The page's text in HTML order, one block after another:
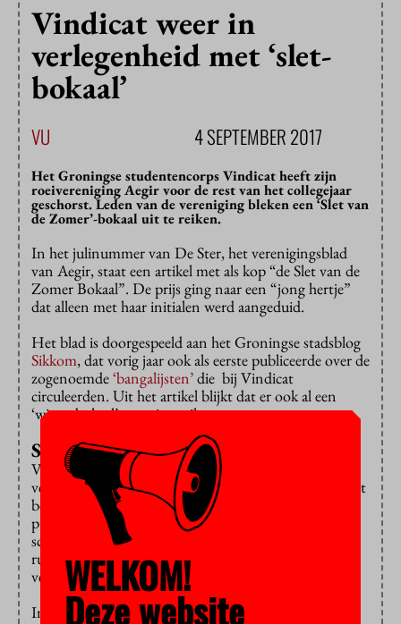
Vindicat weer in
verlegenheid met ‘slet-
bokaal’
VU 4 SEPTEMBER 2017
Het Groningse studentencorps Vindicat heeft zijn
roeivereniging Aegir voor de rest van het collegejaar
geschorst. Leden van de vereniging bleken een ‘Slet van
de Zomer’-bokaal uit te reiken.
In het julinummer van De Ster, het verenigingsblad
van Aegir, staat een artikel met als kop “de Slet van de
Zomer Bokaal”. De prijs ging naar een “jong hertje”
dat alleen met haar initialen werd aangeduid.
Het blad is doorgespeeld aan het Groningse stadsblog
Sikkom, dat vorig jaar ook als eerste publiceerde over de
zogenoemde‘bangalijsten’die bij Vindicat
circuleerden. Uit het artikel blijkt dat er ook al een
‘winterbokaal’ was uitgereikt.
Seksisme tegengaan
Vindicat ligt na een reeks incidenten onder een
vergrootglas en kan zich weinig meer permitteren. Het
bestuur van het corpsschrijftgeschokt te zijn door de
publicatie en heeft zijn ondervereniging Aegir een
schorsing van een jaar opgelegd. Daarin krijgen ze “de
ruimte om – net als Vindicat – seksisme binnen de
vereniging tegen te gaan”.
In een
persberichtbelooft het bestuur van Aegir hard
WELKOM!
Deze website